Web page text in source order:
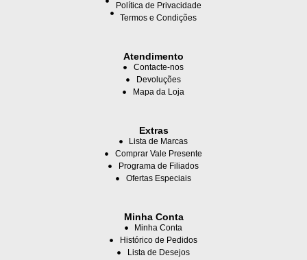
Política de Privacidade
Termos e Condições
Atendimento
Contacte-nos
Devoluções
Mapa da Loja
Extras
Lista de Marcas
Comprar Vale Presente
Programa de Filiados
Ofertas Especiais
Minha Conta
Minha Conta
Histórico de Pedidos
Lista de Desejos